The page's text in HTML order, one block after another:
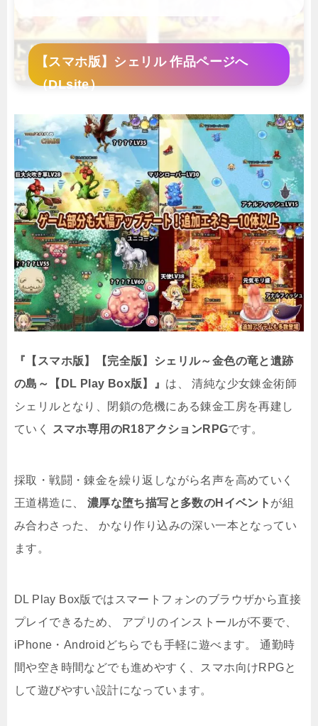
【スマホ版】シェリル 作品ページへ
（DLsite）
『【スマホ版】【完全版】シェリル～金色の竜と遺跡
の島～【DL Play Box版】』 は、 清純な少女錬金術師
シェリルとなり、閉鎖の危機にある錬金工房を再建し
ていく
スマホ専用のR18アクションRPGです。
採取・戦闘・錬金を繰り返しながら名声を高めていく
王道構造に、 濃厚な堕ち描写と多数のHイベント が組
み合わさった、 かなり作り込みの深い一本となってい
ます。
DL Play Box版ではスマートフォンのブラウザから直接
プレイできるため、 アプリのインストールが不要で、
iPhone・Androidどちらでも手軽に遊べます。 通勤時
間や空き時間などでも進めやすく、スマホ向けRPGと
して遊びやすい設計になっています。